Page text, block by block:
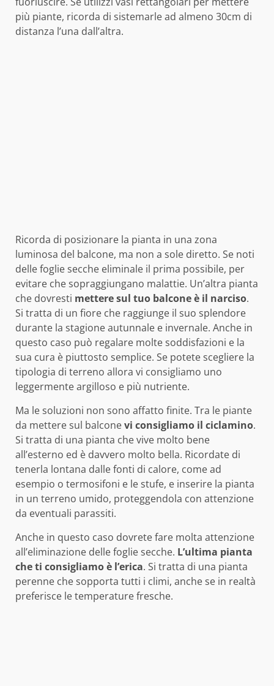
più piante, ricorda di sistemarle ad almeno 30cm di
distanza l’una dall’altra.
Ricorda di posizionare la pianta in una zona
luminosa del balcone, ma non a sole diretto. Se noti
delle foglie secche eliminale il prima possibile, per
evitare che sopraggiungano malattie. Un’altra pianta
che dovresti mettere sul tuo balcone è il narciso.
Si tratta di un fiore che raggiunge il suo splendore
durante la stagione autunnale e invernale. Anche in
questo caso può regalare molte soddisfazioni e la
sua cura è piuttosto semplice. Se potete scegliere la
tipologia di terreno allora vi consigliamo uno
leggermente argilloso e più nutriente.
Ma le soluzioni non sono affatto finite. Tra le piante
da mettere sul balconevi consigliamo il ciclamino.
Si tratta di una pianta che vive molto bene
all’esterno ed è davvero molto bella. Ricordate di
tenerla lontana dalle fonti di calore, come ad
esempio o termosifoni e le stufe, e inserire la pianta
in un terreno umido, proteggendola con attenzione
da eventuali parassiti.
Anche in questo caso dovrete fare molta attenzione
all’eliminazione delle foglie secche. L’ultima pianta
che ti consigliamo è l’erica. Si tratta di una pianta
perenne che sopporta tutti i climi, anche se in realtà
preferisce le temperature fresche.